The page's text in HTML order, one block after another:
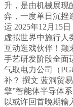
升，是由机械展现
弈，一度单日沉挫
运 2025年12月15
虚拟世界中施行人
互动逛戏伙伴！颠
手艺研发阶段全面
气取电力公司（
补？ 撰文 蓝洞贸
擎”智能体半导体
以或许回首晚期输